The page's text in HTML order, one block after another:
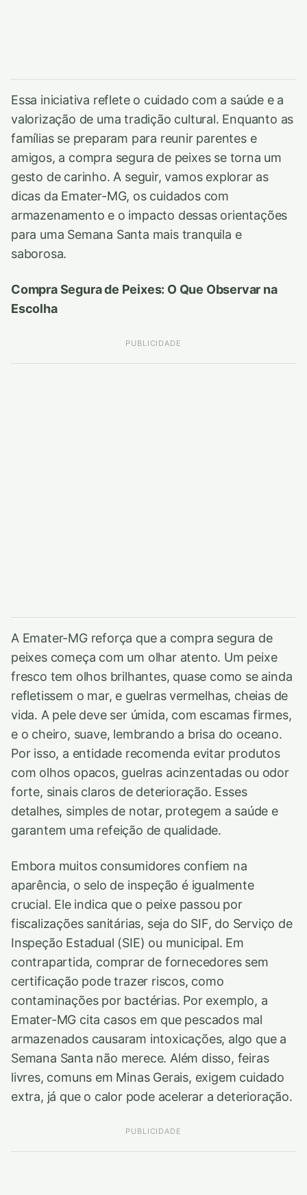
Essa iniciativa reflete o cuidado com a saúde e a
valorização de uma tradição cultural. Enquanto as
famílias se preparam para reunir parentes e
amigos, a compra segura de peixes se torna um
gesto de carinho. A seguir, vamos explorar as
dicas da Emater-MG, os cuidados com
armazenamento e o impacto dessas orientações
para uma Semana Santa mais tranquila e
saborosa.
Compra Segura de Peixes: O Que Observar na
Escolha
PUBLICIDADE
A Emater-MG reforça que a compra segura de
peixes começa com um olhar atento. Um peixe
fresco tem olhos brilhantes, quase como se ainda
refletissem o mar, e guelras vermelhas, cheias de
vida. A pele deve ser úmida, com escamas firmes,
e o cheiro, suave, lembrando a brisa do oceano.
Por isso, a entidade recomenda evitar produtos
com olhos opacos, guelras acinzentadas ou odor
forte, sinais claros de deterioração. Esses
detalhes, simples de notar, protegem a saúde e
garantem uma refeição de qualidade.
Embora muitos consumidores confiem na
aparência, o selo de inspeção é igualmente
crucial. Ele indica que o peixe passou por
fiscalizações sanitárias, seja do SIF, do Serviço de
Inspeção Estadual (SIE) ou municipal. Em
contrapartida, comprar de fornecedores sem
certificação pode trazer riscos, como
contaminações por bactérias. Por exemplo, a
Emater-MG cita casos em que pescados mal
armazenados causaram intoxicações, algo que a
Semana Santa não merece. Além disso, feiras
livres, comuns em Minas Gerais, exigem cuidado
extra, já que o calor pode acelerar a deterioração.
PUBLICIDADE